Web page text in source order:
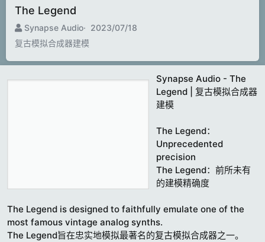
The Legend
制
造
Synapse Audio
C
a
2023/07/18
复古模拟合成器建模
Synapse Audio - The
Legend | 复古模拟合成器
建模
The Legend：
Unprecedented
precision
The Legend：前所未有
的建模精确度
The Legend is designed to faithfully emulate one of the
most famous vintage analog synths.
The Legend旨在忠实地模拟最著名的复古模拟合成器之一。